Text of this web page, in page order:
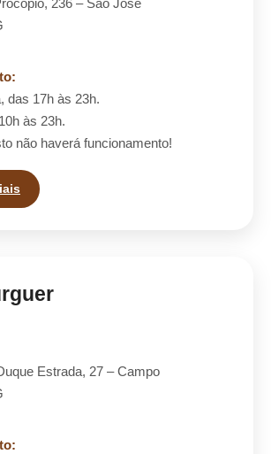
236 – São José
das 17h às 23h.
às 23h.
não haverá funcionamento!
Estrada, 27 – Campo